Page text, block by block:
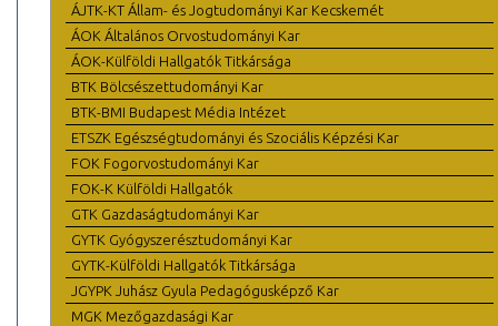
ÁJTK-KT Állam- és Jogtudományi Kar Kecskemét
ÁOK Általános Orvostudományi Kar
ÁOK-Külföldi Hallgatók Titkársága
BTK Bölcsészettudományi Kar
BTK-BMI Budapest Média Intézet
ETSZK Egészségtudományi és Szociális Képzési Kar
FOK Fogorvostudományi Kar
FOK-K Külföldi Hallgatók
GTK Gazdaságtudományi Kar
GYTK Gyógyszerésztudományi Kar
GYTK-Külföldi Hallgatók Titkársága
JGYPK Juhász Gyula Pedagógusképző Kar
MGK Mezőgazdasági Kar